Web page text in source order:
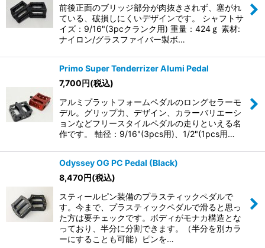
前後正面のブリッジ部分が肉抜きされず、塞がれ
ている、破損しにくいデザインです。 シャフトサ
イズ：9/16"(3pcクランク用) 重量：424ｇ 素材:
ナイロン/グラスファイバー製ボ…
Primo Super Tenderrizer Alumi Pedal
7,700円(税込)
アルミプラットフォームペダルのロングセラーモ
デル。グリップ力、デザイン、カラーバリエーシ
ョンなどフリースタイルペダルの走りといえる名
作です。 軸径：9/16"(3pcs用)、1/2"(1pcs用…
Odyssey OG PC Pedal (Black)
8,470円(税込)
スティールピン装備のプラスティックペダルで
す。今まで、プラスティックペダルで滑ると思っ
た方は要チェックです。ボディがモナカ構造とな
っており、半分に分割できます。（半分を別カラ
ーにすることも可能）ピンを…